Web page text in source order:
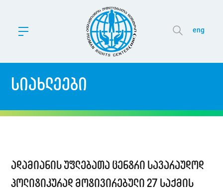
eng
სიახლეები
ადამიანის უფლებათა ცენტრი სავარაუდოდ
პოლიტიკურად მოტივირებული 27 საქმის